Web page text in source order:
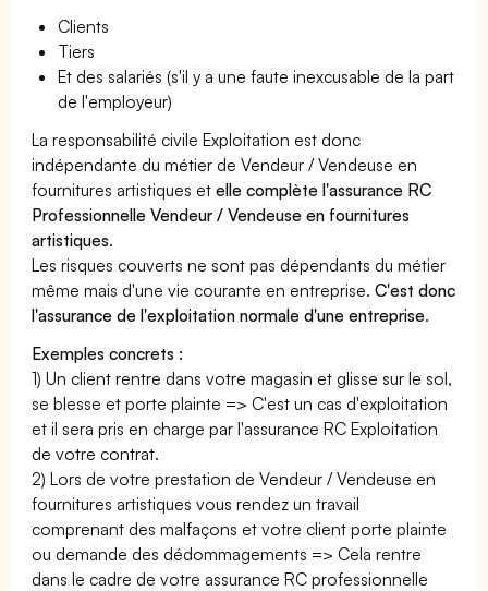
Clients
Tiers
Et des salariés (s'il y a une faute inexcusable de la part
de l'employeur)
La responsabilité civile Exploitation est donc
indépendante du métier de Vendeur / Vendeuse en
fournitures artistiques etelle complète l'assurance RC
Professionnelle Vendeur / Vendeuse en fournitures
artistiques.
Les risques couverts ne sont pas dépendants du métier
même mais d'une vie courante en entreprise.C'est donc
l'assurance de l'exploitation normale d'une entreprise.
Exemples concrets :
1) Un client rentre dans votre magasin et glisse sur le sol,
se blesse et porte plainte => C'est un cas d'exploitation
et il sera pris en charge par l'assurance RC Exploitation
de votre contrat.
2) Lors de votre prestation de Vendeur / Vendeuse en
fournitures artistiques vous rendez un travail
comprenant des malfaçons et votre client porte plainte
ou demande des dédommagements => Cela rentre
dans le cadre de votre assurance RC professionnelle